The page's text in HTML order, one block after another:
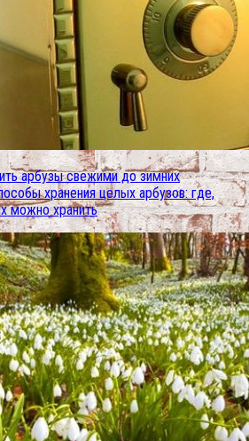
арбузы свежими до зимних
хранения целых арбузов: где,
можно хранить